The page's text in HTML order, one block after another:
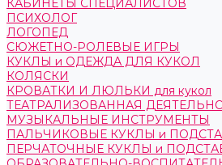
КАБИНЕТЫ СПЕЦИАЛИСТОВ
ПСИХОЛОГ
ЛОГОПЕД
СЮЖЕТНО-РОЛЕВЫЕ ИГРЫ
КУКЛЫ и ОДЕЖДА ДЛЯ КУКОЛ
КОЛЯСКИ
КРОВАТКИ И ЛЮЛЬКИ для кукол
ТЕАТРАЛИЗОВАННАЯ
МУЗЫКАЛЬНЫЕ ИНСТРУМЕНТЫ
ПАЛЬЧИКОВЫЕ КУКЛЫ и
ПЕРЧАТОЧНЫЕ КУКЛЫ и